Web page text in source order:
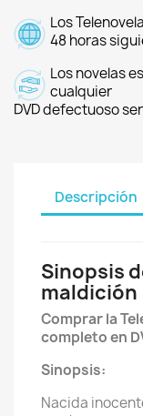
Los
48 horas
Los novelas
cualquier
DVD defectuoso
Descripción
Sinopsis
maldición
Comprar la
completo en
Sinopsis:
Nacida